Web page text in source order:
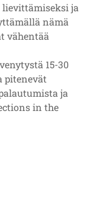
ja
nämä
vähentää
15-30
pitenevät
ja
in the